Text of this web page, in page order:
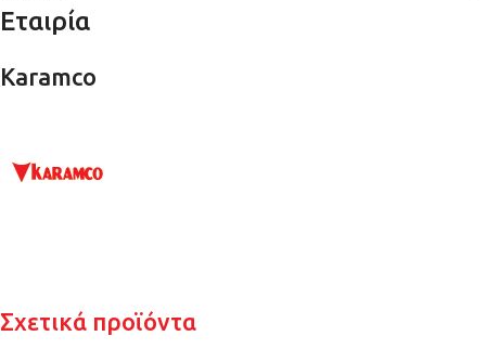
Εταιρία
Karamco
Σχετικά προϊόντα